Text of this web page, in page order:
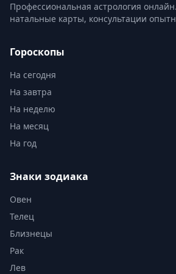
Профессиональная астрология
натальные карты, консультации
Гороскопы
На сегодня
На завтра
На неделю
На месяц
На год
Знаки зодиака
Овен
Телец
Близнецы
Рак
Лев